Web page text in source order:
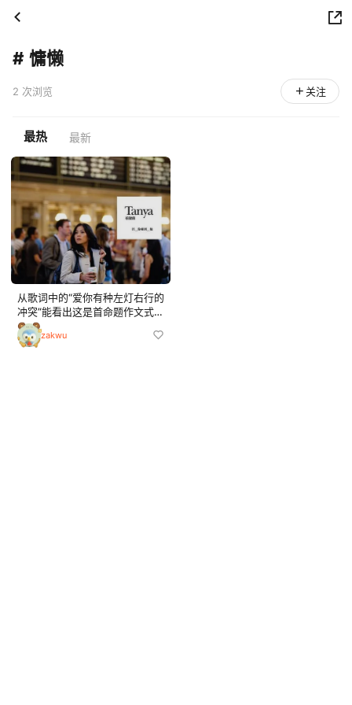
# 慵懒
2 次浏览 关注
最热 最新
从歌词中的“爱你有种左灯右行的
冲突”能看出这是首命题作文式的
歌曲，而蔡健雅略带沙哑的独特
嗓音，也唱出了女性对于爱情的
zakwu